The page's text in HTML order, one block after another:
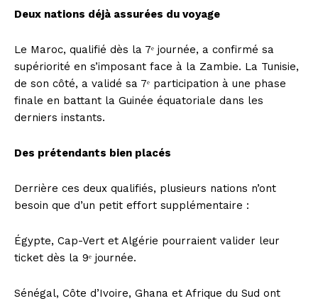
Deux nations déjà assurées du voyage
Le Maroc, qualifié dès la 7ᵉ journée, a confirmé sa
supériorité en s’imposant face à la Zambie. La Tunisie,
de son côté, a validé sa 7ᵉ participation à une phase
finale en battant la Guinée équatoriale dans les
derniers instants.
Des prétendants bien placés
Derrière ces deux qualifiés, plusieurs nations n’ont
besoin que d’un petit effort supplémentaire :
Égypte, Cap-Vert et Algérie pourraient valider leur
ticket dès la 9ᵉ journée.
Sénégal, Côte d’Ivoire, Ghana et Afrique du Sud ont